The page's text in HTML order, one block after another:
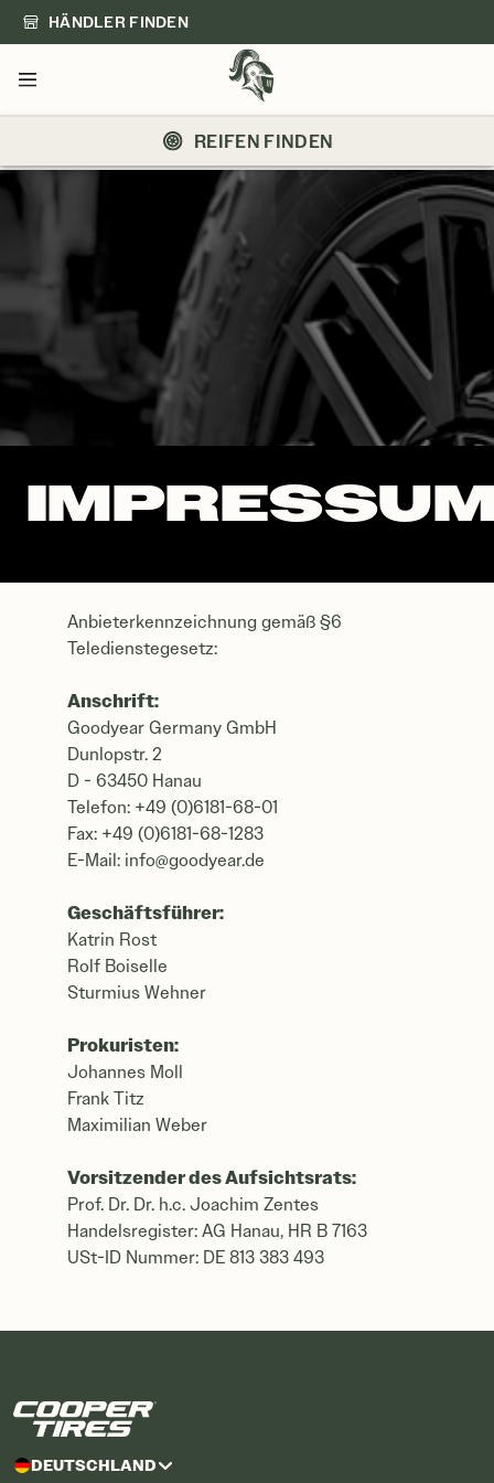
HÄNDLER FINDEN
Menü
REIFEN FINDEN
IMPRESSUM
Anbieterkennzeichnung gemäß §6
Teledienstegesetz:
Anschrift:
Goodyear Germany GmbH
Dunlopstr. 2
D - 63450 Hanau
Telefon: +49 (0)6181-68-01
Fax: +49 (0)6181-68-1283
E-Mail: info@goodyear.de
Geschäftsführer:
Katrin Rost
Rolf Boiselle
Sturmius Wehner
Prokuristen:
Johannes Moll
Frank Titz
Maximilian Weber
Vorsitzender des Aufsichtsrats:
Prof. Dr. Dr. h.c. Joachim Zentes
Handelsregister: AG Hanau, HR B 7163
USt-ID Nummer: DE 813 383 493
DEUTSCHLAND